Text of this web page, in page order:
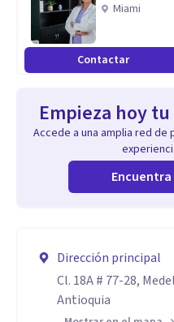
Miami
Contactar
Empieza hoy
Accede a una amplia red
Dirección principal
Cl. 18A # 77-28,
Antioquia